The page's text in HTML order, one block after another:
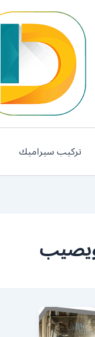
تركيب سيراميك